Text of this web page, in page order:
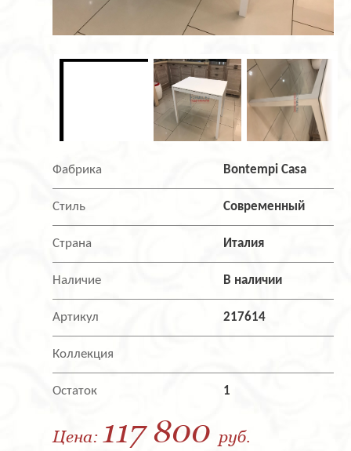
Фабрика Bontempi Casa
Стиль Современный
Страна Италия
Наличие В наличии
Артикул 217614
Коллекция
Остаток 1
Цена: 117 800 руб.